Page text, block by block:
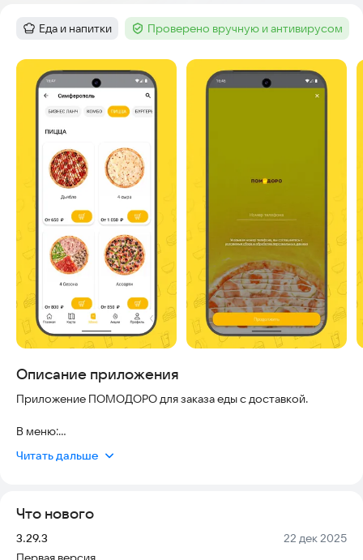
Категория:
Еда и напитки Тег :Проверено вручную и антивирусом
Скриншоты
Описание приложения
Приложение ПОМОДОРО для заказа еды с доставкой.
В меню:
• Бургеры, шаурма, вок
• Заказ доставки на дом
Читать дальше
Что нового
Версия:
3.29.3 Дата:
22 дек 2025